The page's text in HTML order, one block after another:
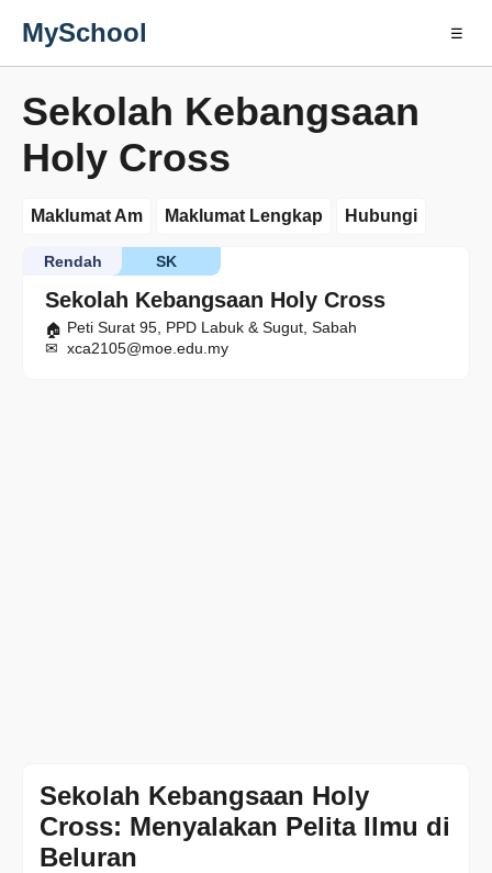
MySchool ☰
Sekolah Kebangsaan
Holy Cross
Maklumat Am Maklumat Lengkap Hubungi
Sekolah Kebangsaan Holy Cross
SK
Rendah
Peti Surat 95, PPD Labuk & Sugut, Sabah
xca2105@moe.edu.my
Sekolah Kebangsaan Holy
Cross: Menyalakan Pelita Ilmu di
Beluran